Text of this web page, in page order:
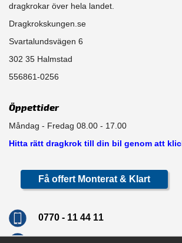
dragkrokar över hela landet.
Dragkrokskungen.se
Svartalundsvägen 6
302 35 Halmstad
556861-0256
Öppettider
Måndag - Fredag 08.00 - 17.00
Hitta rätt dragkrok till din bil genom att
Få offert Monterat & Klart
0770 - 11 44 11